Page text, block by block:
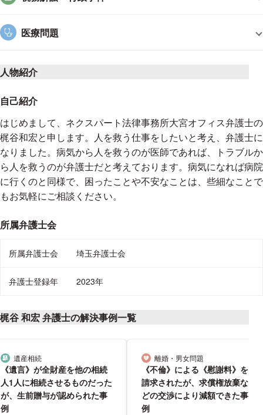
医療問題
人物紹介
自己紹介
はじめまして、ネクスパート法律事務所大宮オフィス弁護士の
梶谷和宏と申します。人を救う仕事をしたいと考え、弁護士に
なりました。病気から人を救うのが医師であれば、トラブルか
ら人を救うのが弁護士だと考えております。病気になれば病院
に行くのと同様で、困ったことや不安なことは、些細なことで
もお気軽にご相談ください。
所属弁護士会
所属弁護士会 埼玉弁護士会
弁護士登録年 2023年
梶谷 和宏 弁護士の解決事例一覧
遺産相続
分野
《遺言》が全財産を他の相続
人1人に相続させるものだった
が、生前贈与が認められた事
例
離婚・男女問題
分野
《不倫》による《慰謝料》を
請求されたが、求償権放棄な
どの交渉により減額できた事
例